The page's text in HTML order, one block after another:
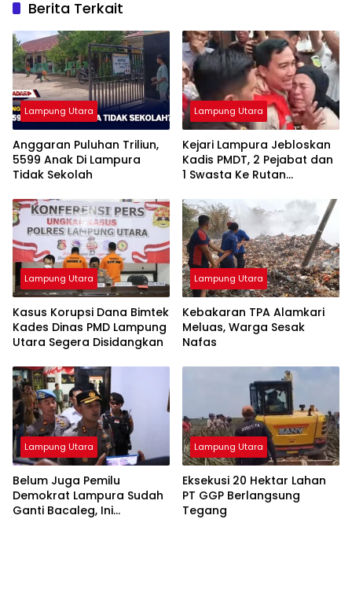
Berita Terkait
Lampung Utara
Anggaran Puluhan Triliun,
5599 Anak Di Lampura
Tidak Sekolah
Lampung Utara
Kejari Lampura Jebloskan
Kadis PMDT, 2 Pejabat dan
1 Swasta Ke Rutan
Lampung Utara
Kasus Korupsi Dana Bimtek
Kades Dinas PMD Lampung
Utara Segera Disidangkan
Lampung Utara
Kebakaran TPA Alamkari
Meluas, Warga Sesak
Nafas
Lampung Utara
Belum Juga Pemilu
Demokrat Lampura Sudah
Ganti Bacaleg, Ini
Lampung Utara
Eksekusi 20 Hektar Lahan
PT GGP Berlangsung
Tegang